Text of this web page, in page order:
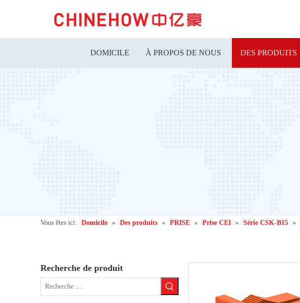
DOMICILE À PROPOS DE NOUS DES PRODUITS
Vous êtes ici: Domicile » Des produits » PRISE » Prise CEI » Série CSK-B15 »
Recherche de produit